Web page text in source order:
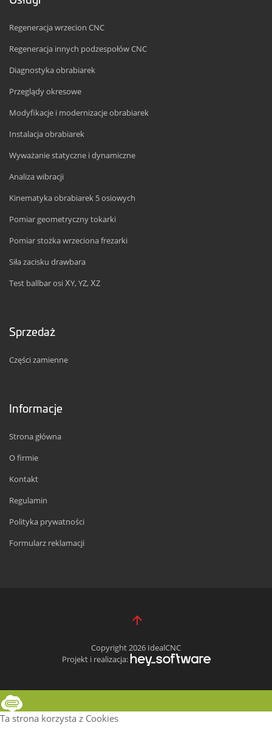
Regeneracja wrzecion CNC
Regeneracja innych podzespołów CNC
Diagnostyka obrabiarek
Przeglądy okresowe
Modyfikacje i modernizacje obrabiarek
Instalacja obrabiarek
Wyważanie statyczne i dynamiczne
Analiza wibracji
Kinematyka obrabiarek 5 osiowych
Pomiar geometryczny tokarki
Pomiar stożka wrzeciona frezarki
Siła zacisku drawbara
Test ballbar osi XY, YZ, XZ
Sprzedaż
Części zamienne
Informacje
Strona główna
O firmie
Kontakt
Regulamin
Polityka prywatności
Formularz reklamacji
Copyright 2026 IdealCNC
Projekt i realizacja:
Ta strona korzysta z Cookies